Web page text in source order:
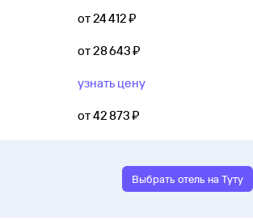
от 24 ⁠412 ⁠₽
от 28 ⁠643 ⁠₽
узнать цену
от 42 ⁠873 ⁠₽
Выбрать отель на Туту